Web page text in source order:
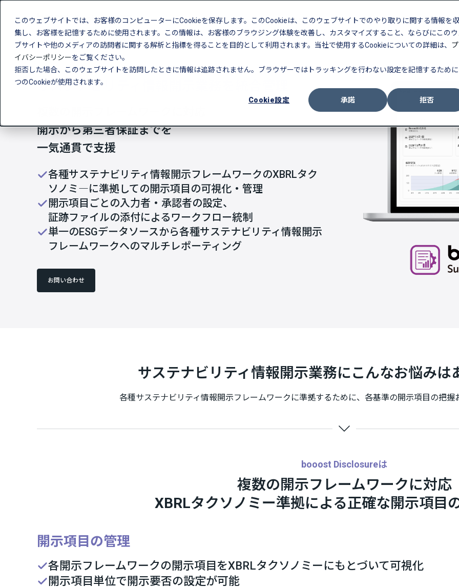
このウェブサイトでは、お客様のコンピューターにCookieを保存します。このCookieは、このウェブサイトでのやり取りに関する情報を収
集し、お客様を記憶するために使用されます。この情報は、お客様のブラウジング体験を改善し、カスタマイズすること、ならびにこの
ブサイトや他のメディアの訪問者に関する解析と指標を得ることを目的として利用されます。当社で使用するCookieについての詳細は、
イバシーポリシーをご覧ください。
拒否した場合、このウェブサイトを訪問したときに情報は追跡されません。ブラウザーではトラッキングを行わない設定を記憶するため
つのCookieが使用されます。
Cookie設定 承諾 拒否
製品 伴走支援 導入事例 ラーニング
サステナビリティ情報開示業務を統合管理
開示から第三者保証までを
一気通貫で支援
各種サステナビリティ情報開示フレームワークのXBRLタク
ソノミ―に準拠しての開示項目の可視化・管理
開示項目ごとの入力者・承認者の設定、
証跡ファイルの添付によるワークフロー統制
単一のESGデータソースから各種サステナビリティ情報開示
フレームワークへのマルチレポーティング
お問い合わせ
サステナビリティ情報開示業務にこんなお悩みは
各種サステナビリティ情報開示フレームワークに準拠するために、各基準の開示項目の把
booost Disclosureは
複数の開示フレームワークに対応
XBRLタクソノミー準拠による正確な開示項目
開示項目の管理
各開示フレームワークの開示項目をXBRLタクソノミーにもとづいて可視化
開示項目単位で開示要否の設定が可能